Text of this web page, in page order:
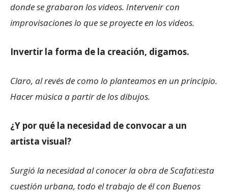
donde se grabaron los videos. Intervenir con
improvisaciones lo que se proyecte en los videos.
Invertir la forma de la creación, digamos.
Claro, al revés de como lo planteamos en un principio.
Hacer música a partir de los dibujos.
¿Y por qué la necesidad de convocar a un
artista visual?
Surgió la necesidad al conocer la obra de Scafati:esta
cuestión urbana, todo el trabajo de él con Buenos